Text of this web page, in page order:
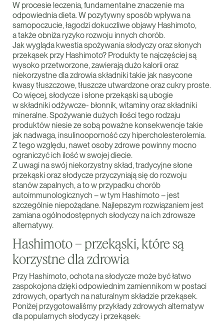
W procesie leczenia, fundamentalne znaczenie ma
odpowiednia dieta. W pozytywny sposób wpływa na
samopoczucie, łagodzi dokuczliwe objawy Hashimoto,
a także obniża ryzyko rozwoju innych chorób.
Jak wygląda kwestia spożywania słodyczy oraz słonych
przekąsek przy Hashimoto? Produkty te najczęściej są
wysoko przetworzone, zawierają dużo kalorii oraz
niekorzystne dla zdrowia składniki takie jak nasycone
kwasy tłuszczowe, tłuszcze utwardzone oraz cukry proste.
Co więcej, słodycze i słone przekąski są ubogie
w składniki odżywcze- błonnik, witaminy oraz składniki
mineralne. Spożywanie dużych ilości tego rodzaju
produktów niesie ze sobą poważne konsekwencje takie
jak nadwaga, insulinooporność czy hipercholesterolemia.
Z tego względu, nawet osoby zdrowe powinny mocno
ograniczyć ich ilość w swojej diecie.
Z uwagi na swój niekorzystny skład, tradycyjne słone
przekąski oraz słodycze przyczyniają się do rozwoju
stanów zapalnych, a to w przypadku chorób
autoimmunologicznych – w tym Hashimoto – jest
szczególnie niepożądane. Najlepszym rozwiązaniem jest
zamiana ogólnodostępnych słodyczy na ich zdrowsze
alternatywy.
Hashimoto – przekąski, które są
korzystne dla zdrowia
Przy Hashimoto, ochota na słodycze może być łatwo
zaspokojona dzięki odpowiednim zamiennikom w postaci
zdrowych, opartych na naturalnym składzie przekąsek.
Poniżej przygotowaliśmy przykłady zdrowych alternatyw
dla popularnych słodyczy i przekąsek: